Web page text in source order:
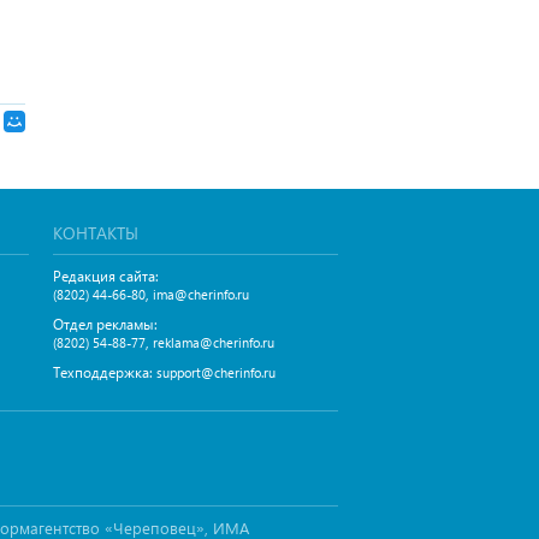
КОНТАКТЫ
Редакция сайта:
(8202) 44-66-80, ima@cherinfo.ru
Отдел рекламы:
(8202) 54-88-77, reklama@cherinfo.ru
Техподдержка: support@cherinfo.ru
«Череповец», ИМА